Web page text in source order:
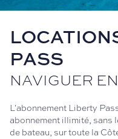
PASS
NAVIGUER
L'abonnement Liberty
abonnement illimité, sans
de bateau, sur toute la